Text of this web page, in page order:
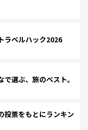
ベルハック2026
選ぶ、旅のベスト。
票をもとにランキン